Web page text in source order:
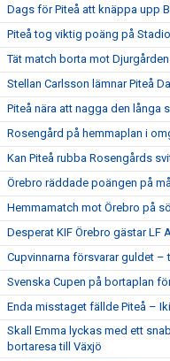
Dags för Piteå att knäppa upp
Piteå tog viktig poäng på
Tät match borta mot
Stellan Carlsson lämnar Piteå
Piteå nära att nagga den långa
Rosengård på hemmaplan i
Kan Piteå rubba Rosengårds
Örebro räddade poängen på
Hemmamatch mot Örebro på
Desperat KIF Örebro gästar LF
Cupvinnarna försvarar guldet –
Svenska Cupen på bortaplan
Enda misstaget fällde Piteå –
Skall Emma lyckas med ett
bortaresa till Växjö